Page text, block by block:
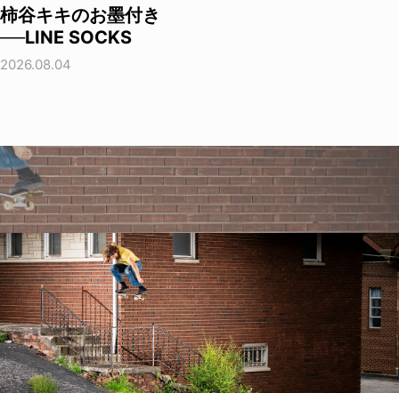
柿谷キキのお墨付き
──LINE SOCKS
2026.08.04